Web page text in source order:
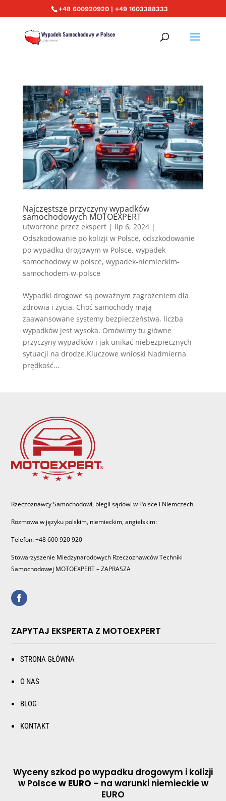
+48 600920920 | +49 1603388333
Najczęstsze przyczyny wypadków
samochodowych MOTOEXPERT
utworzone przez ekspert| lip 6, 2024|
Odszkodowanie po kolizji w Polsce, odszkodowanie
po wypadku drogowym w Polsce, wypadek
samochodowy w polsce, wypadek-niemieckim-
samochodem-w-polsce
Wypadki drogowe są poważnym zagrożeniem dla
zdrowia i życia. Choć samochody mają
zaawansowane systemy bezpieczeństwa, liczba
wypadków jest wysoka. Omówimy tu główne
przyczyny wypadków i jak unikać niebezpiecznych
sytuacji na drodze.Kluczowe wnioski Nadmierna
prędkość...
Rzeczoznawcy Samochodowi, biegli sądowi w Polsce i Niemczech.
Rozmowa w języku polskim, niemieckim, angielskim:
Telefon: +48 600 920 920
Stowarzyszenie Miedzynarodowych Rzeczoznawców Techniki
Samochodowej MOTOEXPERT – ZAPRASZA
ZAPYTAJ EKSPERTA Z MOTOEXPERT
STRONA GŁÓWNA
O NAS
BLOG
KONTAKT
Wyceny szkod po wypadku drogowym i kolizji
w Polscew EURO – na warunki niemieckie w
EURO